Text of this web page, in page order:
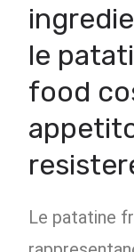
le
food
Le patatine